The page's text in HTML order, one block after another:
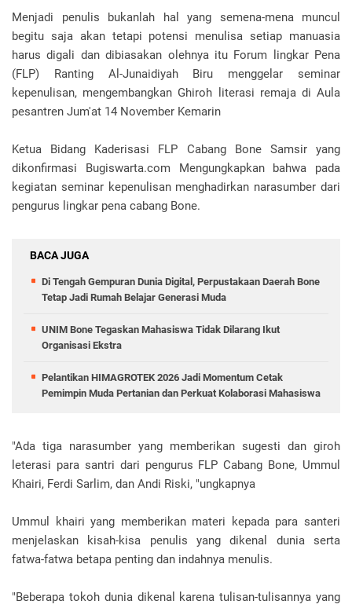
Menjadi penulis bukanlah hal yang semena-mena muncul
begitu saja akan tetapi potensi menulisa setiap manuasia
harus digali dan dibiasakan olehnya itu Forum lingkar Pena
(FLP) Ranting Al-Junaidiyah Biru menggelar seminar
kepenulisan, mengembangkan Ghiroh literasi remaja di Aula
pesantren Jum'at 14 November Kemarin
Ketua Bidang Kaderisasi FLP Cabang Bone Samsir yang
dikonfirmasi Bugiswarta.com Mengungkapkan bahwa pada
kegiatan seminar kepenulisan menghadirkan narasumber dari
pengurus lingkar pena cabang Bone.
BACA JUGA
Di Tengah Gempuran Dunia Digital, Perpustakaan Daerah Bone
Tetap Jadi Rumah Belajar Generasi Muda
UNIM Bone Tegaskan Mahasiswa Tidak Dilarang Ikut
Organisasi Ekstra
Pelantikan HIMAGROTEK 2026 Jadi Momentum Cetak
Pemimpin Muda Pertanian dan Perkuat Kolaborasi Mahasiswa
"Ada tiga narasumber yang memberikan sugesti dan giroh
leterasi para santri dari pengurus FLP Cabang Bone, Ummul
Khairi, Ferdi Sarlim, dan Andi Riski, "ungkapnya
Ummul khairi yang memberikan materi kepada para santeri
menjelaskan kisah-kisa penulis yang dikenal dunia serta
fatwa-fatwa betapa penting dan indahnya menulis.
"Beberapa tokoh dunia dikenal karena tulisan-tulisannya yang